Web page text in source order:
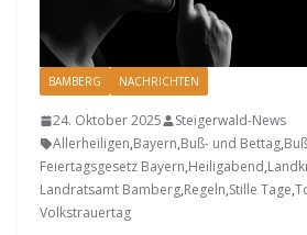
BAMBERG NACHRICHTEN
24. Oktober 2025
Steigerwald-News
Allerheiligen,Bayern,Buß- und Bettag,
Feiertagsgesetz Bayern,Heiligabend,
Landratsamt Bamberg,Regeln,Stille Tage,
Volkstrauertag